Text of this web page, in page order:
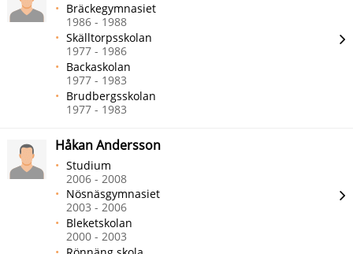
Bräckegymnasiet
1986 - 1988
Skälltorpsskolan
1977 - 1986
Backaskolan
1977 - 1983
Brudbergsskolan
1977 - 1983
Håkan Andersson
Studium
2006 - 2008
Nösnäsgymnasiet
2003 - 2006
Bleketskolan
2000 - 2003